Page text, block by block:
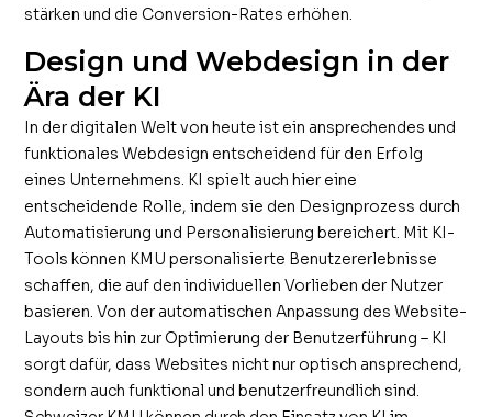
stärken und die Conversion-Rates erhöhen.
Design und Webdesign in der
Ära der KI
In der digitalen Welt von heute ist ein ansprechendes und
funktionales Webdesign entscheidend für den Erfolg
eines Unternehmens. KI spielt auch hier eine
entscheidende Rolle, indem sie den Designprozess durch
Automatisierung und Personalisierung bereichert. Mit KI-
Tools können KMU personalisierte Benutzererlebnisse
schaffen, die auf den individuellen Vorlieben der Nutzer
basieren. Von der automatischen Anpassung des Website-
Layouts bis hin zur Optimierung der Benutzerführung – KI
sorgt dafür, dass Websites nicht nur optisch ansprechend,
sondern auch funktional und benutzerfreundlich sind.